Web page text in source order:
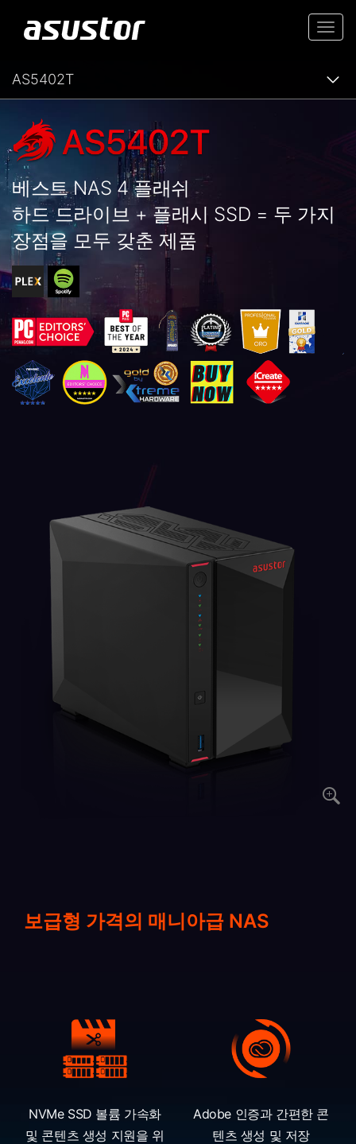
AS5402T
베스트 NAS 4 플래쉬
하드 드라이브 + 플래시 SSD = 두 가지
장점을 모두 갖춘 제품
보급형 가격의 매니아급 NAS
NVMe SSD 볼륨 가속화
및 콘텐츠 생성 지원을 위
Adobe 인증과 간편한 콘
텐츠 생성 및 저장